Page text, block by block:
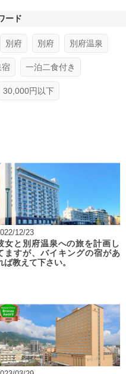
ード
別府 別府 別府温泉
宿 一泊二食付き
30,000円以下
12/23
女と別府温泉への旅を計画し
ますが、バイキングの宿があ
ば教えて下さい。